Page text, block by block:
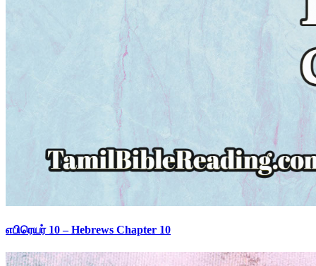
எபிரெயர் 10 – Hebrews Chapter 10